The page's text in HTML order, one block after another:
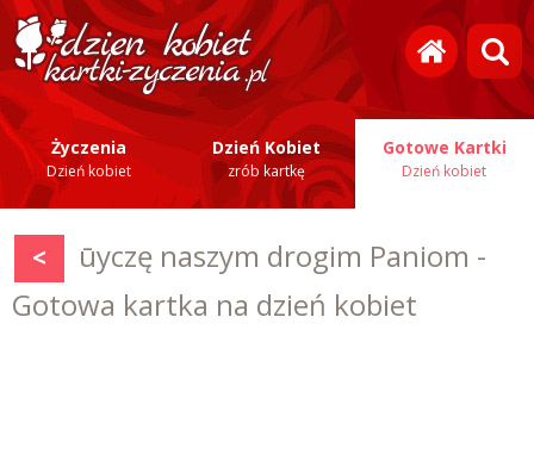
Życzenia
Dzień kobiet
Dzień Kobiet
zrób kartkę
Gotowe Kartki
Dzień kobiet
<
ūyczę naszym drogim Paniom -
Gotowa kartka na dzień kobiet